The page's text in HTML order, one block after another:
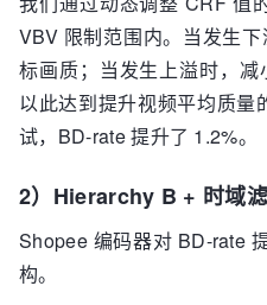
VBV 限制范围内。当发生
标画质；当发生上溢时，减
以此达到提升视频平均质量
试，BD-rate 提升了 1.2%。
2）Hierarchy B + 时域
Shopee 编码器对 BD-rate
构。